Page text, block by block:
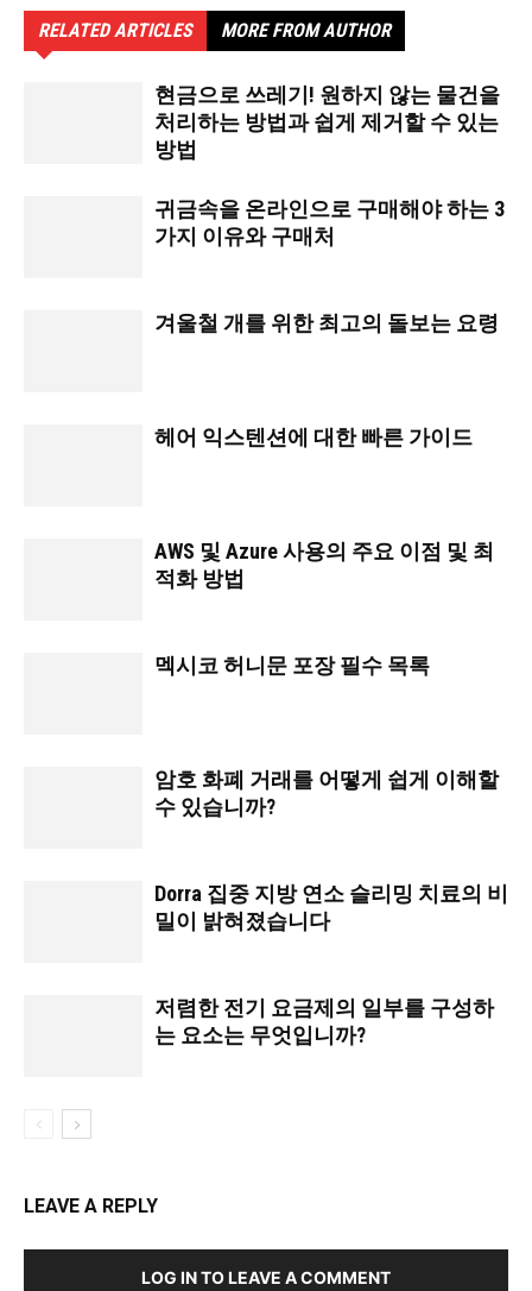
RELATED ARTICLES MORE FROM AUTHOR
현금으로 쓰레기! 원하지 않는 물건을
처리하는 방법과 쉽게 제거할 수 있는
방법
귀금속을 온라인으로 구매해야 하는 3
가지 이유와 구매처
겨울철 개를 위한 최고의 돌보는 요령
헤어 익스텐션에 대한 빠른 가이드
AWS 및 Azure 사용의 주요 이점 및 최
적화 방법
멕시코 허니문 포장 필수 목록
암호 화폐 거래를 어떻게 쉽게 이해할
수 있습니까?
Dorra 집중 지방 연소 슬리밍 치료의 비
밀이 밝혀졌습니다
저렴한 전기 요금제의 일부를 구성하
는 요소는 무엇입니까?
LEAVE A REPLY
LOG IN TO LEAVE A COMMENT